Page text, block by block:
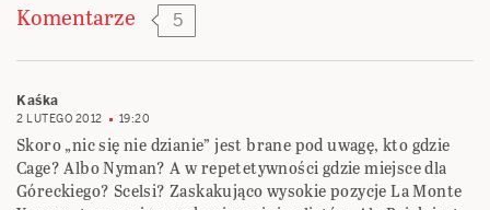
Komentarze 5
Kaśka
2 LUTEGO 2012 19:20
Skoro „nic się nie dzianie” jest brane pod uwagę, kto gdzie
Cage? Albo Nyman? A w repetetywności gdzie miejsce dla
Góreckiego? Scelsi? Zaskakująco wysokie pozycje La Monte